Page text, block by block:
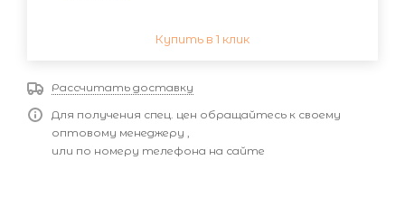
Купить в 1 клик
Рассчитать доставку
Для получения спец. цен обращайтесь к своему
оптовому менеджеру ,
или по номеру телефона на сайте